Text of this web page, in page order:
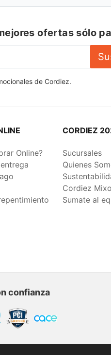
ofertas sólo
de Cordiez.
Online?
CORDIEZ
Sucursales
Quienes
Cordiez
Sumate al
confianza